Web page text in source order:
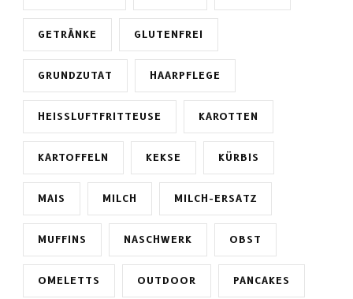
GETRÄNKE GLUTENFREI
GRUNDZUTAT HAARPFLEGE
HEISSLUFTFRITTEUSE KAROTTEN
KARTOFFELN KEKSE KÜRBIS
MAIS MILCH MILCH-ERSATZ
MUFFINS NASCHWERK OBST
OMELETTS OUTDOOR PANCAKES